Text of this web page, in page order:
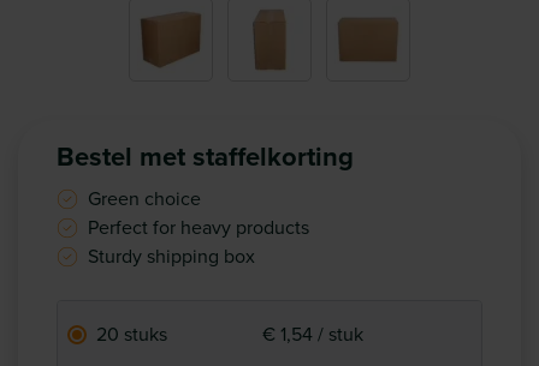
Bestel met staffelkorting
Green choice
Perfect for heavy products
Sturdy shipping box
20 stuks € 1,54 / stuk